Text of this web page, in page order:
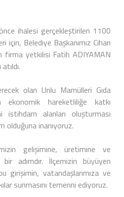
ihalesi gerçekleştirilen 1100
için, Belediye Başkanımız Cihan
firma yetkilisi Fatih ADIYAMAN
olan Unlu Mamülleri Gıda
ekonomik hareketliliğe katkı
alanları oluşturması
olduğuna inanıyoruz.
gelişimine, üretimine ve
adımdır. İlçemizin büyüyen
girişimin, vatandaşlarımıza ve
sunmasını temenni ediyoruz.